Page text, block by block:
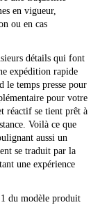
en vigueur,
ou en cas
détails qui font
expédition rapide
le temps presse pour
pour votre
réactif se tient prêt à
Voilà ce que
aussi un
se traduit par la
une expérience
1 du modèle produit